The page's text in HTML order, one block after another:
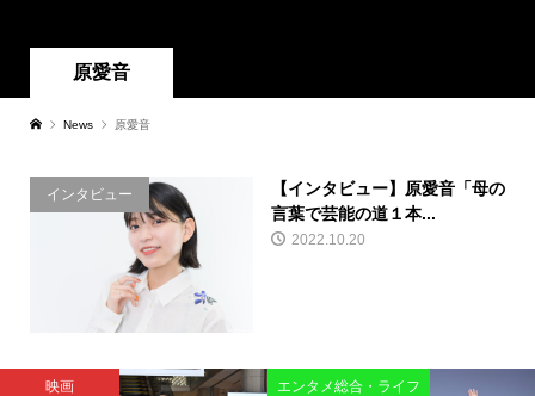
原愛音
News 原愛音
インタビュー
【インタビュー】原愛音「母の
言葉で芸能の道１本...
2022.10.20
映画 エンタメ総合・ライフ